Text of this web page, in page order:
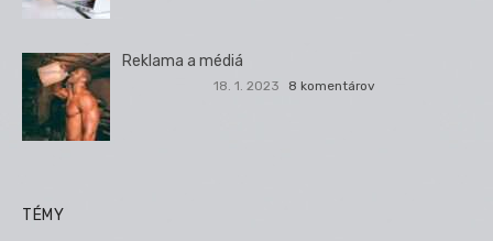
Reklama a médiá
18. 1. 2023 8 komentárov
TÉMY